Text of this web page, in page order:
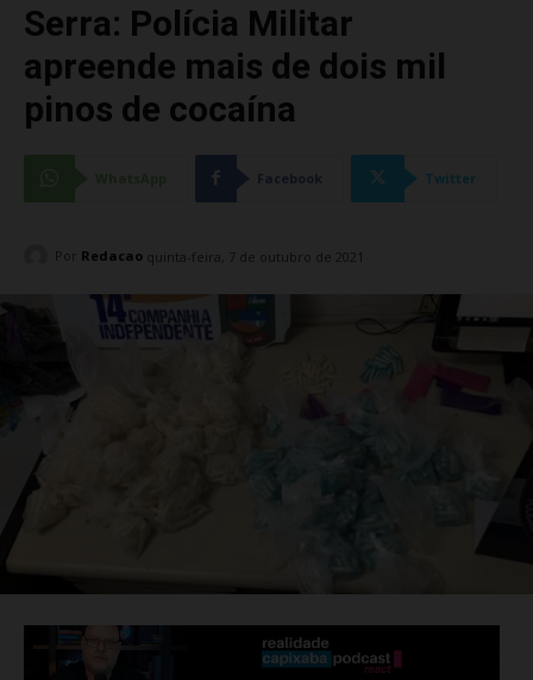
Serra: Polícia Militar
apreende mais de dois mil
pinos de cocaína
Facebook Twitter
Por Redacao quinta-feira, 7 de outubro de 2021